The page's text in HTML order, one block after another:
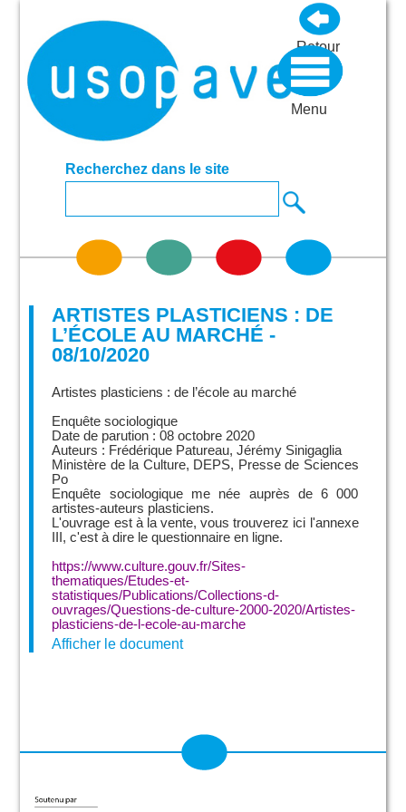
Retour
Menu
Recherchez dans le site
ARTISTES PLASTICIENS : DE
L’ÉCOLE AU MARCHÉ -
08/10/2020
Artistes plasticiens : de l’école au marché
Enquête sociologique
Date de parution : 08 octobre 2020
Auteurs : Frédérique Patureau, Jérémy Sinigaglia
Ministère de la Culture, DEPS, Presse de Sciences
Po
Enquête sociologique me née auprès de 6 000
artistes-auteurs plasticiens.
L'ouvrage est à la vente, vous trouverez ici l'annexe
III, c'est à dire le questionnaire en ligne.
https://www.culture.gouv.fr/Sites-
thematiques/Etudes-et-
statistiques/Publications/Collections-d-
ouvrages/Questions-de-culture-2000-2020/Artistes-
plasticiens-de-l-ecole-au-marche
Afficher le document